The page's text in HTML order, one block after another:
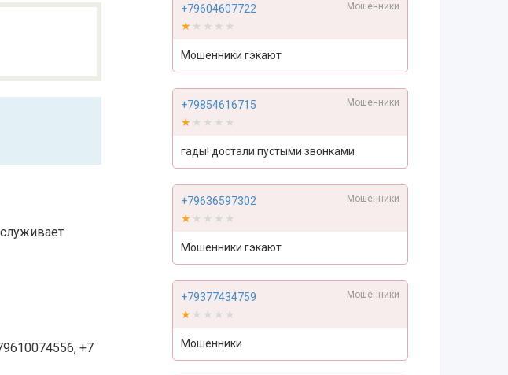
+7
+79604607722 Мошенники
★★★★★
★★★★★
Мошенники гэкают
+79854616715 Мошенники
★★★★★
★★★★★
гады! достали пустыми звонками
+79636597302 Мошенники
★★★★★
★★★★★
Мошенники гэкают
+79377434759 Мошенники
★★★★★
★★★★★
Мошенники